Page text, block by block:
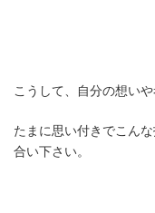
こうして、自分の想い
たまに思い付きでこん
合い下さい。